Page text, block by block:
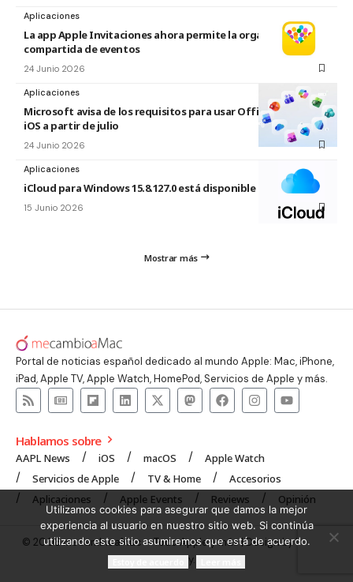
Aplicaciones
La app Apple Invitaciones ahora permite la organización
compartida de eventos
24 Junio 2026
Aplicaciones
Microsoft avisa de los requisitos para usar Office en macOS y
iOS a partir de julio
24 Junio 2026
Aplicaciones
iCloud para Windows 15.8.127.0 está disponible
15 Junio 2026
Mostrar más
Portal de noticias español dedicado al mundo Apple: Mac, iPhone,
iPad, Apple TV, Apple Watch, HomePod, Servicios de Apple y más.
Hablamos sobre
AAPL News iOS macOS
Apple Watch
Servicios de Apple
TV & Home
Accesorios
Aplicaciones
Apple Events Reviews Opinión
© 2008 mecambioaMac – Todo Apple y más | Design byUNXON
Agency.
Utilizamos cookies para asegurar que damos la mejor
experiencia al usuario en nuestro sitio web. Si continúa
utilizando este sitio asumiremos que está de acuerdo.